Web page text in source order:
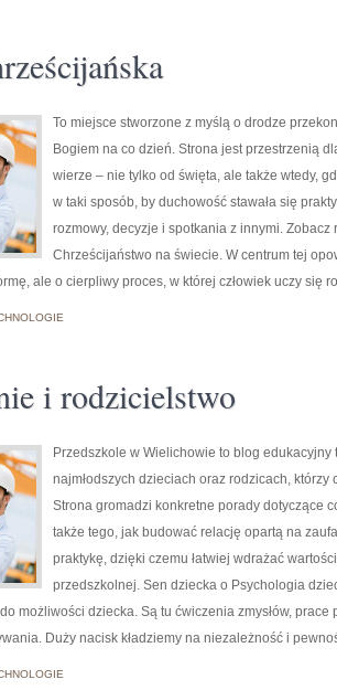
To miejsce stworzone z myślą o drodze
Bogiem na co dzień. Strona jest przestrzenią
wierze – nie tylko od święta, ale także wtedy,
w taki sposób, by duchowość stawała się
rozmowy, decyzje i spotkania z innymi.
Chrześcijaństwo na świecie. W centrum tej
ale o cierpliwy proces, w której człowiek uczy się
i rodzicielstwo
Przedszkole w Wielichowie to blog
najmłodszych dzieciach oraz rodzicach,
Strona gromadzi konkretne porady dotyczące
także tego, jak budować relację opartą na
praktykę, dzięki czemu łatwiej wdrażać
przedszkolnej. Sen dziecka o Psychologia
możliwości dziecka. Są tu ćwiczenia zmysłów,
Duży nacisk kładziemy na niezależność i